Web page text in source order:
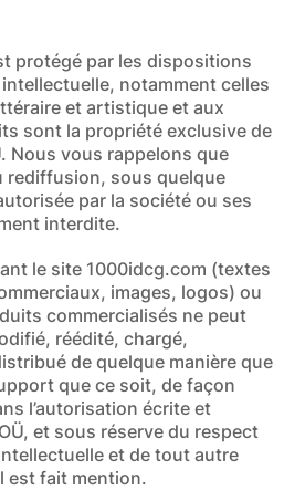
protégé par les dispositions
notamment celles
et artistique et aux
sont la propriété exclusive de
Nous vous rappelons que
rediffusion, sous quelque
par la société ou ses
interdite.
le site 1000idcg.com (textes
images, logos) ou
commercialisés ne peut
réédité, chargé,
de quelque manière que
que ce soit, de façon
l’autorisation écrite et
et sous réserve du respect
et de tout autre
est fait mention.